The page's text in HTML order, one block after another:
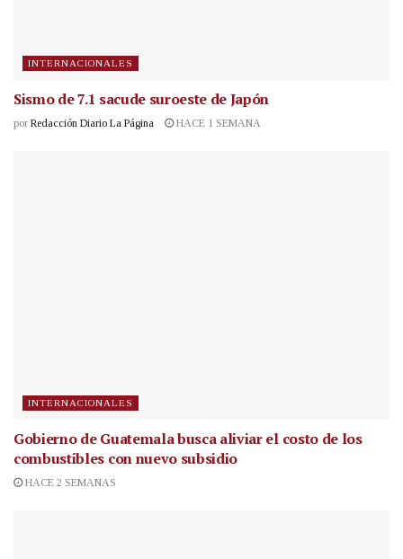
INTERNACIONALES
Sismo de 7.1 sacude suroeste de Japón
por Redacción Diario La Página HACE 1 SEMANA
INTERNACIONALES
Gobierno de Guatemala busca aliviar el costo de los
combustibles con nuevo subsidio
HACE 2 SEMANAS